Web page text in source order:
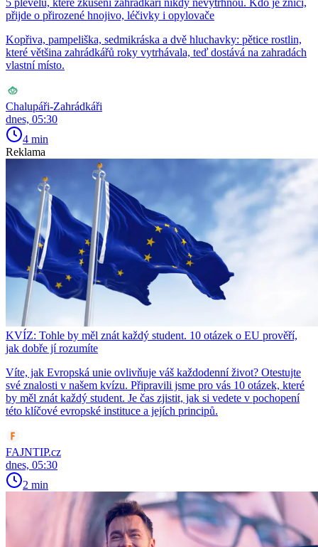
přijde o přirozené hnojivo, léčivky i opylovače
Kopřiva, pampeliška, sedmikráska a dvě hluchavky: pětice rostlin,
které většina zahrádkářů roky vytrhávala, teď dostává na zahradách
vlastní místo.
Chalupáři-Zahrádkáři
dnes, 05:30
4 min
Reklama
KVÍZ: Tohle by měl znát každý student. 10 otázek o EU prověří,
jak dobře jí rozumíte
Víte, jak Evropská unie ovlivňuje váš každodenní život? Otestujte
své znalosti v našem kvízu. Připravili jsme pro vás 10 otázek, které
by měl znát každý student. Je čas zjistit, jak si vedete v pochopení
této klíčové evropské instituce a jejích principů.
FAJNTIP.cz
dnes, 05:30
2 min